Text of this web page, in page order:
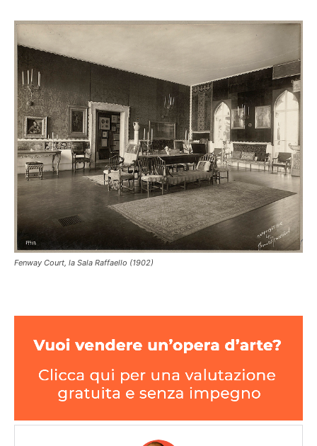
Fenway Court, la Sala Raffaello (1902)